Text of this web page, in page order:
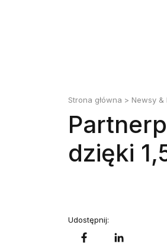
Strona główna > Newsy &
dzięki
Udostępnij: